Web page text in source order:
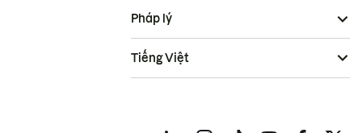
Pháp lý
Tiếng Việt